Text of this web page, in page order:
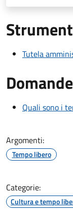
Tutela
Quali sono i
Argomenti:
Tempo libero
Categorie:
Cultura e tempo